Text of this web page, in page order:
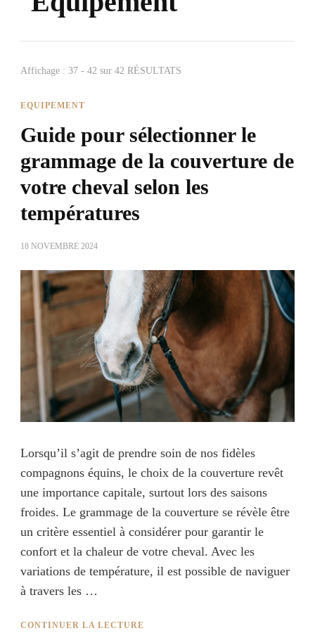
Affichage : 37 - 42 sur 42 RÉSULTATS
EQUIPEMENT
Guide pour sélectionner le
grammage de la couverture de
votre cheval selon les
températures
18 NOVEMBRE 2024
Lorsqu’il s’agit de prendre soin de nos fidèles
compagnons équins, le choix de la couverture revêt
une importance capitale, surtout lors des saisons
froides. Le grammage de la couverture se révèle être
un critère essentiel à considérer pour garantir le
confort et la chaleur de votre cheval. Avec les
variations de température, il est possible de naviguer
à travers les …
CONTINUER LA LECTURE